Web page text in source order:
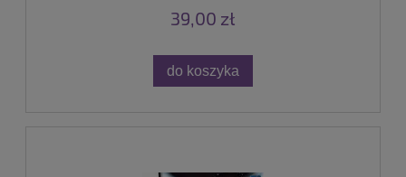
39,00 zł
do koszyka